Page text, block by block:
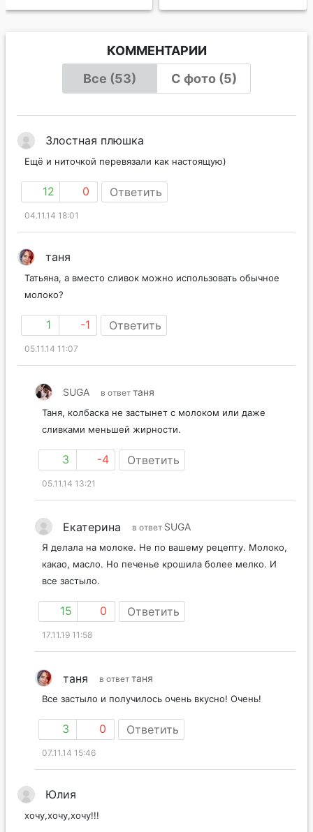
КОММЕНТАРИИ
Все (53)
С фото (5)
Злостная плюшка
Ещё и ниточкой перевязали как настоящую)
12 0 Ответить
04.11.14 18:01
таня
Татьяна, а вместо сливок можно использовать обычное
молоко?
1 -1 Ответить
05.11.14 11:07
SUGA в ответ таня
Таня, колбаска не застынет с молоком или даже
сливками меньшей жирности.
3 -4 Ответить
05.11.14 13:21
Екатерина в ответ SUGA
Я делала на молоке. Не по вашему рецепту. Молоко,
какао, масло. Но печенье крошила более мелко. И
все застыло.
15 0 Ответить
17.11.19 11:58
таня в ответ таня
Все застыло и получилось очень вкусно! Очень!
3 0 Ответить
07.11.14 15:46
Юлия
хочу,хочу,хочу!!!